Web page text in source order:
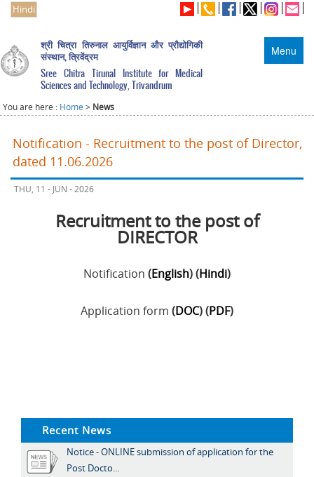
Hindi
Menu
श्री चित्रा तिरुनाल आयुर्विज्ञान और प्रौद्योगिकी
संस्थान, त्रिवेंद्रम
Sree Chitra Tirunal Institute for Medical
Sciences and Technology, Trivandrum
You are here : Home > News
Notification - Recruitment to the post of Director,
dated 11.06.2026
THU, 11 - JUN - 2026
Recruitment to the post of
DIRECTOR
Notification (English) (Hindi)
Application form (DOC) (PDF)
Recent News
Notice - ONLINE submission of application for the
Post Docto...